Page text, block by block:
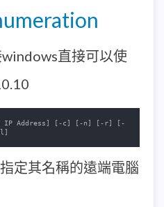
直接可以使
A IP Address] [-c] [-n] [-r] [-
定其名稱的遠端電腦